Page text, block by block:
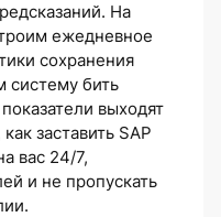
На
ежедневное
сохранения
систему бить
выходят
заставить SAP
вас 24/7,
и не пропускать